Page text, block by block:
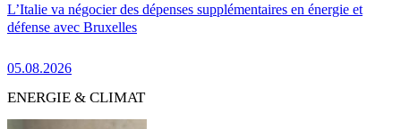
L’Italie va négocier des dépenses supplémentaires en énergie et
défense avec Bruxelles
05.08.2026
ENERGIE & CLIMAT